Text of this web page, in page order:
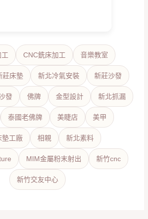
CNC銑床加工 音樂教室
莊床墊 新北冷氣安裝 新莊沙發
發 佛牌 金型設計 新北抓漏
泰國老佛牌 美睫店 美甲
墊工廠 相親 新北素料
MIM金屬粉末射出 新竹cnc
新竹交友中心